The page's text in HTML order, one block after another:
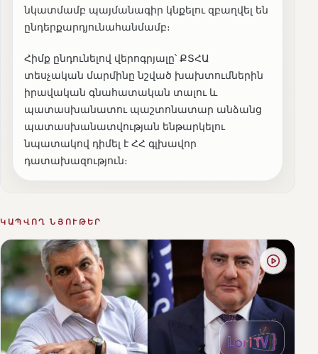
նկատմամբ պայմանագիր կնքելու զբաղվել են
ընդերքարդյունահանմամբ։
Հիմք ընդունելով վերոգրյալը՝ ՔՏՀԱ
տեսչական մարմինը նշված խախտումներին
իրավական գնահատական տալու և
պատասխանատու պաշտոնատար անձանց
պատասխանատվության ենթարկելու
նպատակով դիմել է ՀՀ գլխավոր
դատախազություն։
ԿԱՊՎՈՂ ՆՅՈՒԹԵՐ